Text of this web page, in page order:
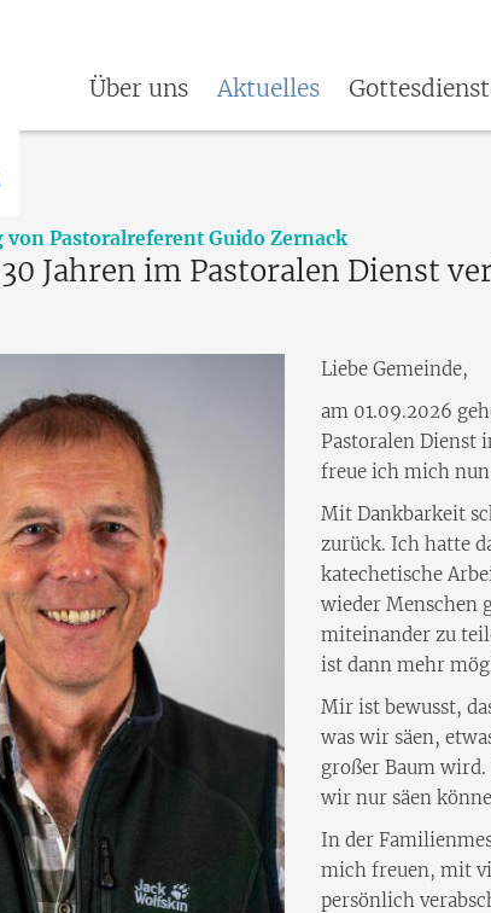
Über uns Aktuelles
von Pastoralreferent Guido Zernack:
Jahren im Pastoralen Dienst
Liebe Gemeinde,
am 01.09.2026
Pastoralen Dienst
freue ich mich nun
Mit Dankbarkeit
zurück. Ich hatte
katechetische
wieder Menschen
miteinander zu
ist dann mehr
Mir ist bewusst,
was wir säen,
großer Baum
wir nur säen
In der
mich freuen, mit
persönlich